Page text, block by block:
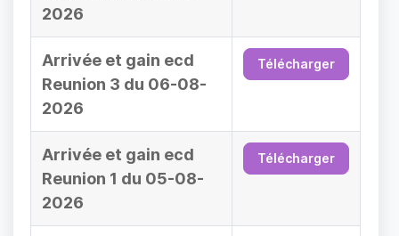
2026
Arrivée et gain ecd
Reunion 3 du 06-08-
2026
Télécharger
Arrivée et gain ecd
Reunion 1 du 05-08-
2026
Télécharger